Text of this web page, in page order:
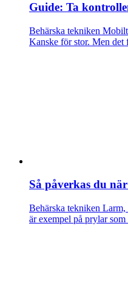
Guide: Ta
Behärska tekniken
Kanske för stor. Men det
Så påverkas du
Behärska tekniken Larm,
är exempel på prylar